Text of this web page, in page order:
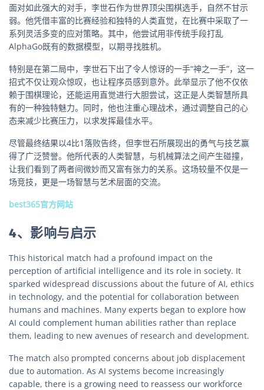
面对如此强大的对手，李世石作为世界顶尖围棋选手，自然不甘示
弱。他凭借丰富的比赛经验和独特的人类直觉，在比赛中采取了一
系列灵活多变的应对策略。其中，他尝试用非传统手段打乱
AlphaGo既有的数据模型，以期寻找胜机。
特别是在第二局中，李世石下出了令人惊讶的一手“神之一手”，这一
招式不仅让观众惊叹，也让程序员感到意外。此举显示了他不仅依
赖于围棋理论，还能运用直觉进行大胆尝试，这正是人类智慧所具
有的一种独特魅力。同时，他也注重心理战术，通过调整自己的心
态来减少比赛压力，以求发挥最佳水平。
尽管最终结果以4比1落败告终，但李世石所展现出的勇气与技艺赢
得了广泛赞誉。他所代表的人类智慧，与机械算法之间产生碰撞，
让我们看到了两者间微妙而又富有张力的关系。这场较量不仅是一
场竞技，更是一场智慧与艺术层面的交流。
best365官方网站
4、影响与启示
This historical match had a profound impact on the
perception of artificial intelligence and its role in society. It
sparked widespread discussions about the future of AI, ethics
in technology, and the potential for collaboration between
humans and machines. Many experts began to explore how
AI could complement human abilities rather than replace
them, leading to new avenues of research and development.
The match also prompted concerns about job displacement
due to automation. As AI systems become increasingly
capable, there is a growing need to reassess our workforce